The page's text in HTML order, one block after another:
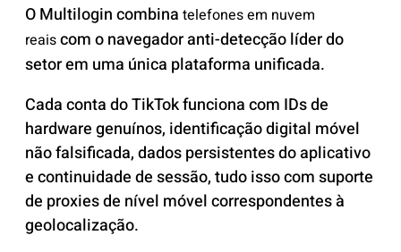
O Multilogin combina telefones em nuvem
reaiscom o navegador anti-detecção líder do
setor em uma única plataforma unificada.
Cada conta do TikTok funciona com IDs de
hardware genuínos, identificação digital móvel
não falsificada, dados persistentes do aplicativo
e continuidade de sessão, tudo isso com suporte
de proxies de nível móvel correspondentes à
geolocalização.